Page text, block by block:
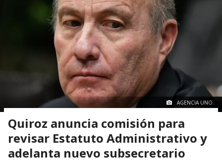
AGENCIA UNO.
Quiroz anuncia comisión para
revisar Estatuto Administrativo y
adelanta nuevo subsecretario